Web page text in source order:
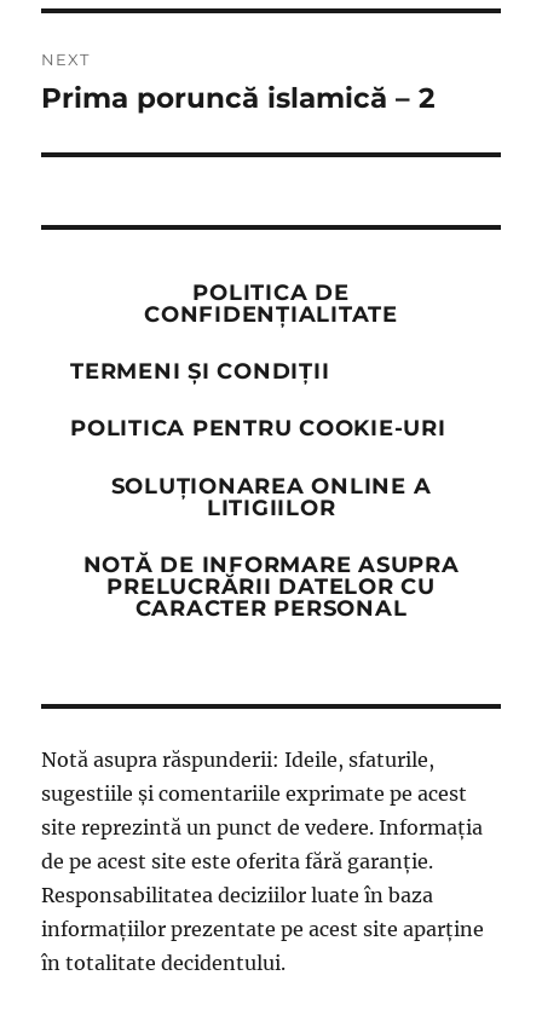
NEXT
Next
Prima poruncă islamică – 2
POLITICA DE
CONFIDENȚIALITATE
TERMENI ȘI CONDIȚII
POLITICA PENTRU COOKIE-URI
SOLUȚIONAREA ONLINE A
LITIGIILOR
NOTĂ DE INFORMARE ASUPRA
PRELUCRĂRII DATELOR CU
CARACTER PERSONAL
Notă asupra răspunderii: Ideile, sfaturile,
sugestiile și comentariile exprimate pe acest
site reprezintă un punct de vedere. Informația
de pe acest site este oferita fără garanție.
Responsabilitatea deciziilor luate în baza
informațiilor prezentate pe acest site aparține
în totalitate decidentului.